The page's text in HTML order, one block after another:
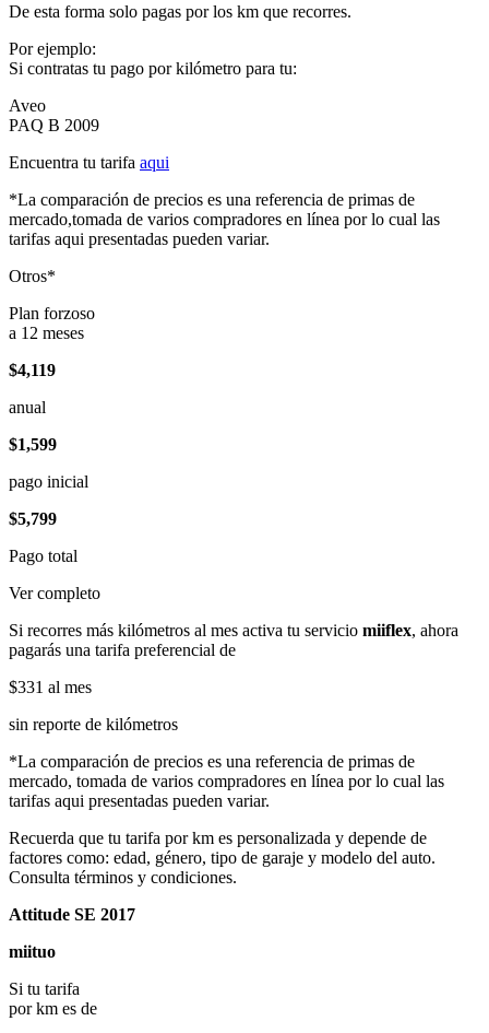
De esta forma solo pagas por los km que recorres.
Por ejemplo:
Si contratas tu pago por kilómetro para tu:
Aveo
PAQ B 2009
Encuentra tu tarifa aqui
*La comparación de precios es una referencia de primas de
mercado,tomada de varios compradores en línea por lo cual las
tarifas aqui presentadas pueden variar.
Otros*
Plan forzoso
a 12 meses
$4,119
anual
$1,599
pago inicial
$5,799
Pago total
Ver completo
Si recorres más kilómetros al mes activa tu servicio miiflex, ahora
pagarás una tarifa preferencial de
$331 al mes
sin reporte de kilómetros
*La comparación de precios es una referencia de primas de
mercado, tomada de varios compradores en línea por lo cual las
tarifas aqui presentadas pueden variar.
Recuerda que tu tarifa por km es personalizada y depende de
factores como: edad, género, tipo de garaje y modelo del auto.
Consulta términos y condiciones.
Attitude SE 2017
miituo
Si tu tarifa
por km es de